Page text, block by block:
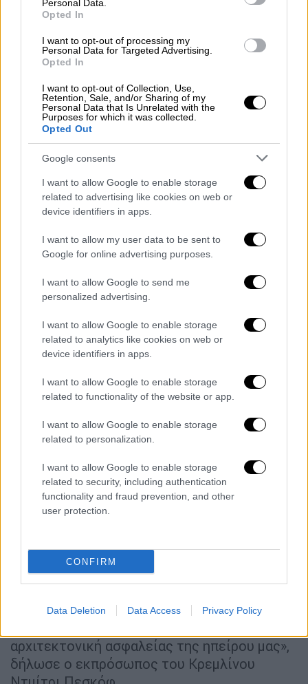
Personal Data.
Opted In
I want to opt-out of processing my
Personal Data for Targeted Advertising.
Opted In
I want to opt-out of Collection, Use,
Retention, Sale, and/or Sharing of my
Personal Data that Is Unrelated with the
Purposes for which it was collected.
Opted Out
Google consents
I want to allow Google to enable storage
related to advertising like cookies on web or
device identifiers in apps.
I want to allow my user data to be sent to
Google for online advertising purposes.
I want to allow Google to send me
personalized advertising.
I want to allow Google to enable storage
related to analytics like cookies on web or
device identifiers in apps.
I want to allow Google to enable storage
related to functionality of the website or app.
I want to allow Google to enable storage
related to personalization.
I want to allow Google to enable storage
related to security, including authentication
functionality and fraud prevention, and other
user protection.
CONFIRM
Data Deletion Data Access Privacy Policy
απόηχο των αποφάσεων του ΝΑΤΟ για
Σουηδίας. Η Ρωσία προειδοποιεί για
«εκτεταμένες επιπτώσεις που θα αλλάξουν
ριζικά την παγκόσμια κατάσταση», σύμφωνα
με δήλωση του υφυπουργού Εξωτερικών
Σεργκέι Ριαμπκόφ.
Ο Ρώσος πρόεδρος Βλαντιμίρ Πούτιν
προειδοποίησε τον Φινλανδό ομόλογό του
το Σάββατο ότι οι σχέσεις μεταξύ των δύο
γειτόνων θα μπορούσαν να «επηρεαστούν
αρνητικά» εάν η Φινλανδία ακολουθήσει τα
σχέδια να υποβάλει αίτηση για ένταξη στο
ΝΑΤΟ.
Ο Φινλανδός πρόεδρος Σαουλί Νινίστο
επεσήμανε ότι είχε ήδη πει στον Πούτιν
στην πρώτη τους συνάντηση το 2012 ότι
«κάθε ανεξάρτητο έθνος μπορεί να
μεγιστοποιήσει τη δική του ασφάλεια».
Σημειώνεται ότι η Φινλανδία μοιράζεται
σύνορα μήκους 1.340 χιλιομέτρων (830 μίλια)
με τη Ρωσία, τα πιο μακρά σύνορα από
πλευράς Ευρωπαϊκής Ένωσης, ενώ
θεωρείται χώρα με πλεονέκτημα στη δύναμη
πυροβολικού.
Πεσκόφ: Παρακολουθούμε στενά τις
ΝΑΤΟ της Φινλανδίας και της Σουηδίας ούτε
αρχιτεκτονική ασφαλείας της ηπείρου μας»,
δήλωσε ο εκπρόσωπος του Κρεμλίνου